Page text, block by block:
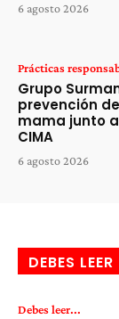
6 agosto 2026
Prácticas
Grupo
prevención
mama junto
CIMA
6 agosto 2026
DEBES LEER
Debes leer...